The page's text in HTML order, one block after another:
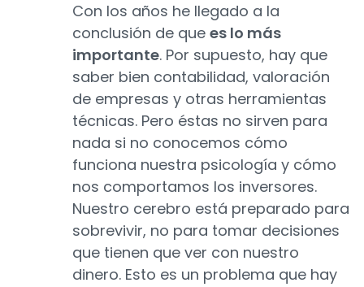
Con los años he llegado a la
conclusión de que es lo más
importante. Por supuesto, hay que
saber bien contabilidad, valoración
de empresas y otras herramientas
técnicas. Pero éstas no sirven para
nada si no conocemos cómo
funciona nuestra psicología y cómo
nos comportamos los inversores.
Nuestro cerebro está preparado para
sobrevivir, no para tomar decisiones
que tienen que ver con nuestro
dinero. Esto es un problema que hay